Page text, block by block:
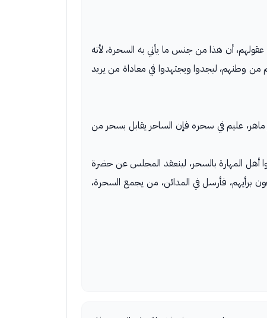
أن هذا من جنس ما يأتي به السحرة، لأنه
من وطنهم، ليجدوا ويجتهدوا في معاداة من يريد
عليم في سحره فإن الساحر يقابل بسحر من
أهل المهارة بالسحر، لينعقد المجلس عن حضرة
برأيهم، فأرسل في المدائن، من يجمع السحرة،